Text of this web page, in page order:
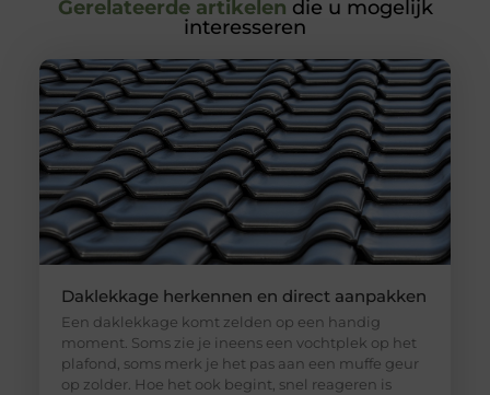
Gerelateerde artikelen die u mogelijk
interesseren
Daklekkage herkennen en direct aanpakken
Een daklekkage komt zelden op een handig
moment. Soms zie je ineens een vochtplek op het
plafond, soms merk je het pas aan een muffe geur
op zolder. Hoe het ook begint, snel reageren is